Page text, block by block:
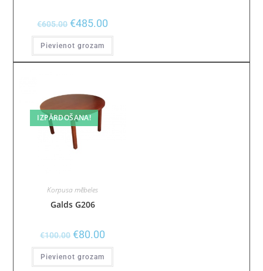
€605.00 €485.00
Pievienot grozam
IZPĀRDOŠANA!
Korpusa mēbeles
Galds G206
€100.00 €80.00
Pievienot grozam